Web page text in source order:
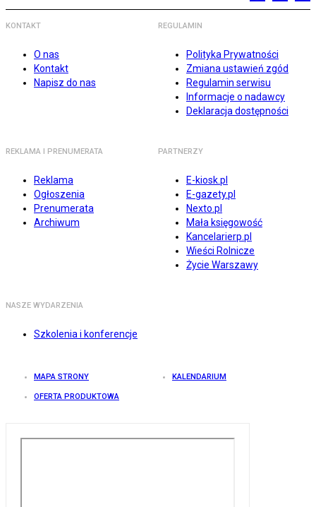
KONTAKT
O nas
Kontakt
Napisz do nas
REGULAMIN
Polityka Prywatności
Zmiana ustawień zgód
Regulamin serwisu
Informacje o nadawcy
Deklaracja dostępności
REKLAMA I PRENUMERATA
Reklama
Ogłoszenia
Prenumerata
Archiwum
PARTNERZY
E-kiosk.pl
E-gazety.pl
Nexto.pl
Mała księgowość
Kancelarierp.pl
Wieści Rolnicze
Życie Warszawy
NASZE WYDARZENIA
Szkolenia i konferencje
MAPA STRONY KALENDARIUM
OFERTA PRODUKTOWA